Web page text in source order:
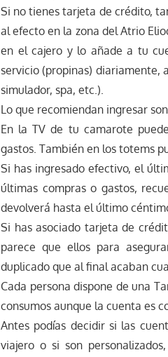
Si no tienes tarjeta de crédito,
al efecto en la zona del Atrio
en el cajero y lo añade a tu
servicio (propinas) diariamente,
simulador, spa, etc.).
Lo que recomiendan ingresar
En la TV de tu camarote
gastos. También en los totems
Si has ingresado efectivo, el
últimas compras o gastos,
devolverá hasta el último
Si has asociado tarjeta de
parece que ellos para
duplicado que al final acaban
Cada persona dispone de una
consumos aunque la cuenta es
Antes podías decidir si las
viajero o si son